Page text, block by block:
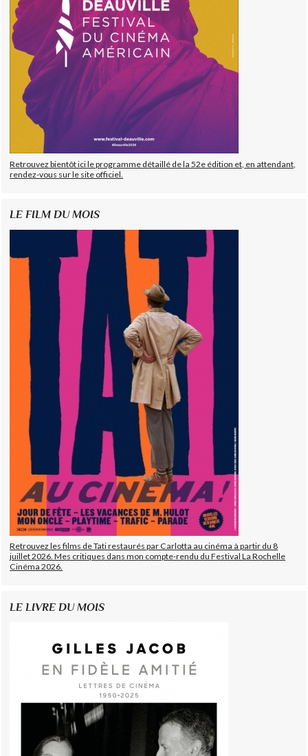
Retrouvez bientôt ici le programme détaillé de la 52e édition et, en attendant,
rendez-vous sur le site officiel.
LE FILM DU MOIS
Retrouvez les films de Tati restaurés par Carlotta au cinéma à partir du 8
juillet 2026. Mes critiques dans mon compte-rendu du Festival La Rochelle
Cinéma 2026.
LE LIVRE DU MOIS